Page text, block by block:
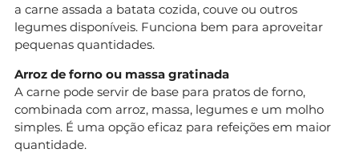
a carne assada a batata cozida, couve ou outros
legumes disponíveis. Funciona bem para aproveitar
pequenas quantidades.
Arroz de forno ou massa gratinada
A carne pode servir de base para pratos de forno,
combinada com arroz, massa, legumes e um molho
simples. É uma opção eficaz para refeições em maior
quantidade.